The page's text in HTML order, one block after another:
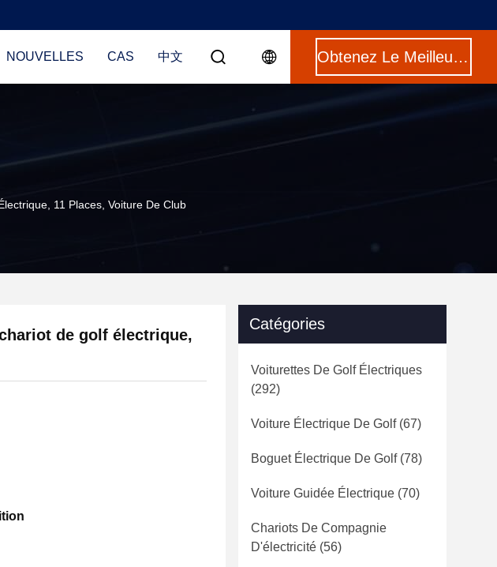
NOUVELLES CAS 中文 Obtenez Le Meilleur Prix
11 Places, Voiture De Club
de golf électrique,
Catégories
Voiturettes De Golf Électriques
(292)
Voiture Électrique De Golf(67)
Boguet Électrique De Golf(78)
Voiture Guidée Électrique (70)
Chariots De Compagnie
D'électricité (56)